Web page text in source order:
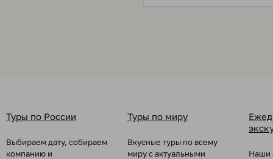
Туры по России
Выбираем дату, собираем
компанию и
Туры по миру
Вкусные туры по всему
миру с актуальными
Наши